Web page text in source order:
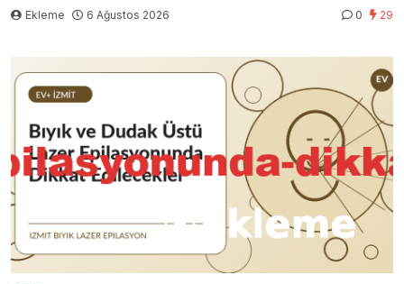
Ekleme 6 Ağustos 2026 0 29